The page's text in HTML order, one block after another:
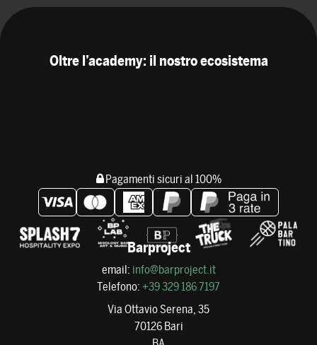
Oltre l’academy: il nostro ecosistema
Pagamenti sicuri al 100%
Barproject
email: info@barproject.it
Telefono: +39 329 186 7197
Via Ottavio Serena, 35
70126 Bari